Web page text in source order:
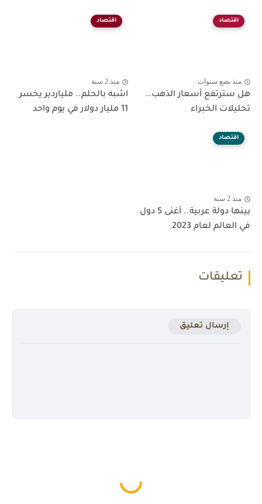
اقتصاد
منذ بضع سنوات
هل سترتفع أسعار الذهب..
تحليلات الخبراء
اقتصاد
منذ 2 سنة
اشبه بالحلم.. ملياردير يخسر
11 مليار دولار في يوم واحد
اقتصاد
منذ 2 سنة
بينها دولة عربية.. أغنى 5 دول
في العالم لعام 2023
تعليقات
إرسال تعليق